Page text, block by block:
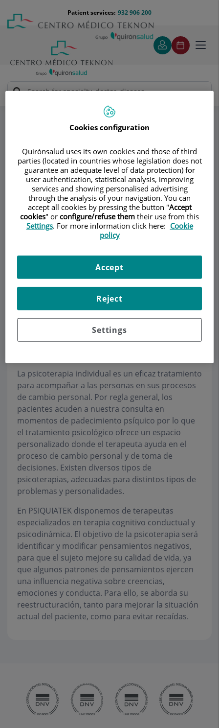
content
Menú
teléfono
cabecera
932 906 200
Patient services:
PsiquiaTEK
PsiquiaTEK
CLINICAL PSYCHOLOGY PSYCHIATRY
CHILD AND ADOLESCENT PSYCHOLOGY
Contact
Psicoterapia
La psicoterapia individual es un eficaz tratamiento
para acompañar a las personas en sus procesos
de cambio personal. Por regla general, los
pacientes acuden a nuestra consulta en
momentos de padecimiento psíquico por lo que
el tratamiento psicológico ofrece un espacio
personalizado donde el terapeuta ayuda en el
proceso de cambio personal y de toma de
decisiones. Existen diversos tipos de
psicoterapias, adecuadas para distintos tipos de
problemas y personalidades.
En PSIQUIATEK disponemos de terapeutas
especializados en terapia cognitivo conductual y
psicodinámica. El objetivo de la psicoterapia será
identificar y modificar pensamientos negativos,
para que el sujeto mejore su calidad de vida, ya
que algunos patrones de pensamientos ejercen
una influencia negativa sobre creencias,
emociones y conducta. Para ello, se aborda su
reestructuración, tanto para mejorar la situación
actual del paciente, como para evitar recaídas.
Cookies configuration
Quirónsalud uses its own cookies and those of third
parties (located in countries whose legislation does not
guarantee an adequate level of data protection) for
user authentication, statistical analysis, improving
services and showing personalised advertising
through the analysis of your navigation. You can
accept all cookies by pressing the button "Accept
cookies" or configure/refuse them their use from this
Settings. For more information click here: Cookie
policy
Settings
Reject
Accept